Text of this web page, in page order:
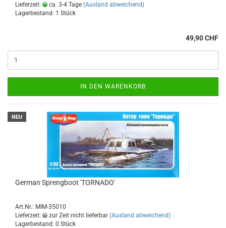
Lieferzeit:
ca. 3-4 Tage (Ausland abweichend)
Lagerbestand: 1 Stück
49,90 CHF
IN DEN WARENKORB
NEU
German Sprengboot 'TORNADO'
Art.Nr.: MIM-35010
Lieferzeit:
zur Zeit nicht lieferbar (Ausland abweichend)
Lagerbestand: 0 Stück